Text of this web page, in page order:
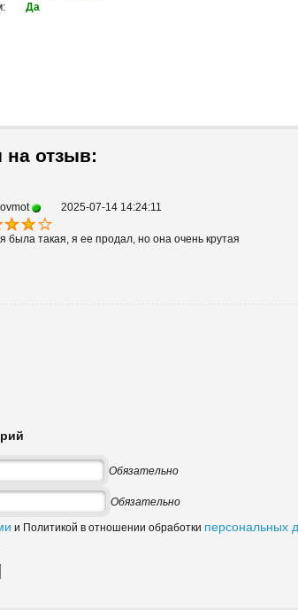
Да
на отзыв:
2025-07-14 14:24:11
была такая, я ее продал, но она очень крутая
Обязательно
Обязательно
и Политикой в отношении обработки персональных